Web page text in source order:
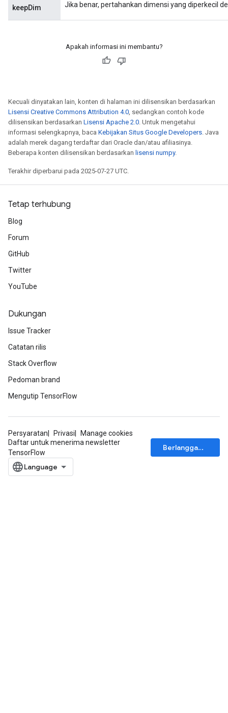
keepDim Jika benar, pertahankan dimensi yang diperkecil
Apakah informasi ini membantu?
Kecuali dinyatakan lain, konten di halaman ini dilisensikan berdasarkan
Lisensi Creative Commons Attribution 4.0, sedangkan contoh kode
dilisensikan berdasarkan Lisensi Apache 2.0. Untuk mengetahui
informasi selengkapnya, baca Kebijakan Situs Google Developers. Java
adalah merek dagang terdaftar dari Oracle dan/atau afiliasinya.
Beberapa konten dilisensikan berdasarkan lisensi numpy.
Terakhir diperbarui pada 2025-07-27 UTC.
Tetap terhubung
Blog
Forum
GitHub
Twitter
YouTube
Dukungan
Issue Tracker
Catatan rilis
Stack Overflow
Pedoman brand
Mengutip TensorFlow
Persyaratan Privasi
Manage cookies
Daftar untuk menerima newsletter
TensorFlow
Berlangganan